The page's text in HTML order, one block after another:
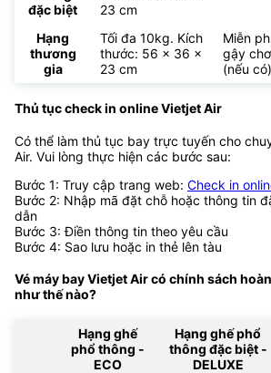
đặc biệt
23 cm
Hạng
thương
gia
Tối đa 10kg. Kích
thước: 56 x 36 x
23 cm
Miễn
gậy
(nếu có)
Thủ tục check in online Vietjet Air
Có thể làm thủ tục bay trực tuyến cho
Air. Vui lòng thực hiện các bước sau:
Bước 1: Truy cập trang web: Check in
Bước 2: Nhập mã đặt chỗ hoặc thông tin
dẫn
Bước 3: Điền thông tin theo yêu cầu
Bước 4: Sao lưu hoặc in thẻ lên tàu
Vé máy bay Vietjet Air có chính sách
như thế nào?
Hạng ghế
phổ thông -
ECO
Hạng ghế phổ
thông đặc biệt -
DELUXE